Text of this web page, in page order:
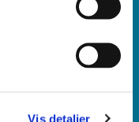
Vis detaljer